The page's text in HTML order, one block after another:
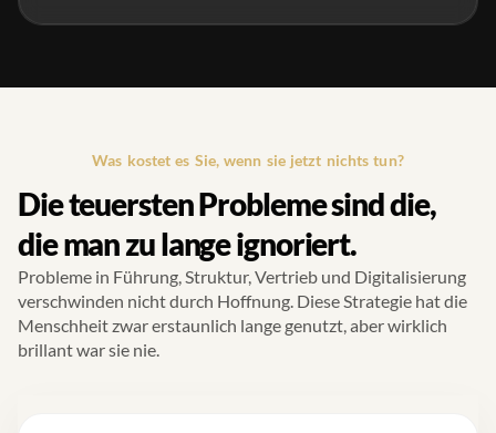
Was kostet es Sie, wenn sie jetzt nichts tun?
Die teuersten Probleme sind die,
die man zu lange ignoriert.
Probleme in Führung, Struktur, Vertrieb und Digitalisierung
verschwinden nicht durch Hoffnung. Diese Strategie hat die
Menschheit zwar erstaunlich lange genutzt, aber wirklich
brillant war sie nie.